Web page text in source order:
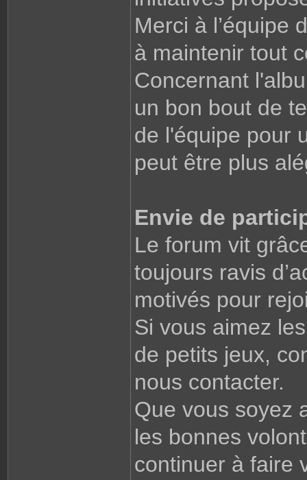
Merci à l’équipe
à maintenir tout
Concernant
un bon bout de
de l'équipe pour
peut être plus
Envie de
Le forum vit
toujours ravis
motivés pour
Si vous aimez
de petits jeux,
nous contacter.
Que vous soyez
les bonnes
continuer à faire